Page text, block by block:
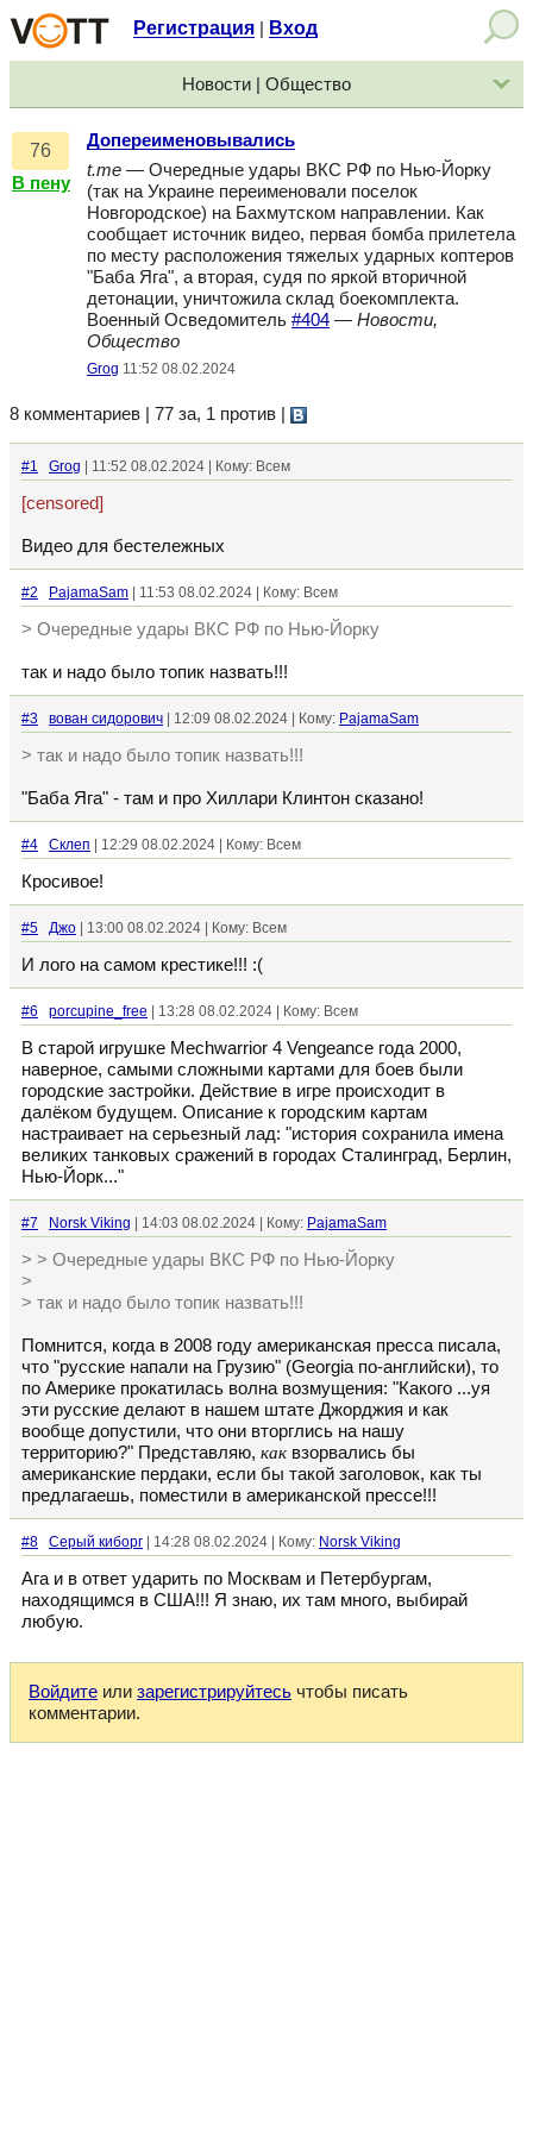
Регистрация Вход
Новости | Общество
76
В пену
Допереименовывались
t.me — Очередные удары ВКС РФ по Нью-Йорку
(так на Украине переименовали поселок
Новгородское) на Бахмутском направлении. Как
сообщает источник видео, первая бомба прилетела
по месту расположения тяжелых ударных коптеров
"Баба Яга", а вторая, судя по яркой вторичной
детонации, уничтожила склад боекомплекта.
Военный Осведомитель #404 — Новости,
Общество
Grog 11:52 08.02.2024
8 комментариев | 77 за, 1 против
#1 Grog | 11:52 08.02.2024 | Кому: Всем
[censored]
Видео для бестележных
#2 PajamaSam | 11:53 08.02.2024 | Кому: Всем
> Очередные удары ВКС РФ по Нью-Йорку
так и надо было топик назвать!!!
#3 вован сидорович | 12:09 08.02.2024 | Кому: PajamaSam
> так и надо было топик назвать!!!
"Баба Яга" - там и про Хиллари Клинтон сказано!
#4 Склеп | 12:29 08.02.2024 | Кому: Всем
Кросивое!
#5 Джо | 13:00 08.02.2024 | Кому: Всем
И лого на самом крестике!!! :(
#6 porcupine_free | 13:28 08.02.2024 | Кому: Всем
В старой игрушке Mechwarrior 4 Vengeance года 2000,
наверное, самыми сложными картами для боев были
городские застройки. Действие в игре происходит в
далёком будущем. Описание к городским картам
настраивает на серьезный лад: "история сохранила имена
великих танковых сражений в городах Сталинград, Берлин,
Нью-Йорк..."
#7 Norsk Viking | 14:03 08.02.2024 | Кому: PajamaSam
> > Очередные удары ВКС РФ по Нью-Йорку
>
> так и надо было топик назвать!!!
Помнится, когда в 2008 году американская пресса писала,
что "русские напали на Грузию" (Georgia по-английски), то
по Америке прокатилась волна возмущения: "Какого ...уя
эти русские делают в нашем штате Джорджия и как
вообще допустили, что они вторглись на нашу
территорию?" Представляю, как взорвались бы
американские пердаки, если бы такой заголовок, как ты
предлагаешь, поместили в американской прессе!!!
#8 Серый киборг | 14:28 08.02.2024 | Кому: Norsk Viking
Ага и в ответ ударить по Москвам и Петербургам,
находящимся в США!!! Я знаю, их там много, выбирай
любую.
Войдите или зарегистрируйтесь чтобы писать
комментарии.